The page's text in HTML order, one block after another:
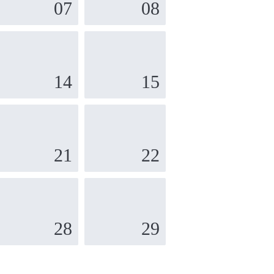
07 08
14 15
21 22
28 29